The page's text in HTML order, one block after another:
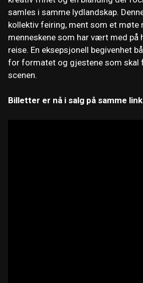
samles i samme lydlandskap.
kollektiv feiring, ment som et møte
menneskene som har vært med på
reise. En eksepsjonell begivenhet
for formatet og gjestene som skal
scenen.
Billetter er nå i salg på samme link